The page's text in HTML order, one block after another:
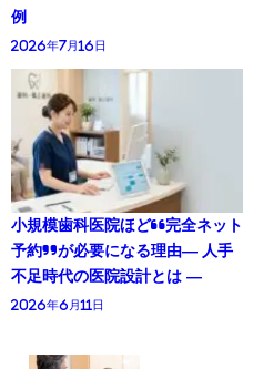
例
2026年7月16日
小規模歯科医院ほど“完全ネット
予約”が必要になる理由― 人手
不足時代の医院設計とは ―
2026年6月11日